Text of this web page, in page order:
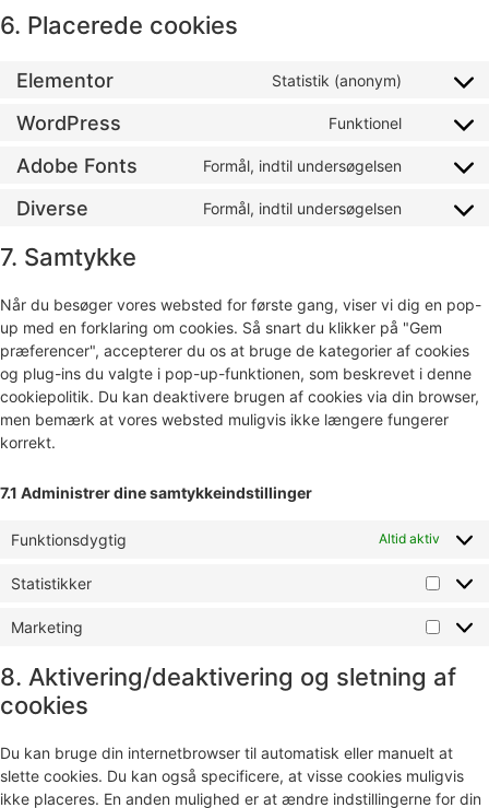
6. Placerede cookies
Elementor Statistik (anonym)
WordPress Funktionel
Adobe Fonts Formål, indtil undersøgelsen
Diverse Formål, indtil undersøgelsen
7. Samtykke
Når du besøger vores websted for første gang, viser vi dig en pop-
up med en forklaring om cookies. Så snart du klikker på "Gem
præferencer", accepterer du os at bruge de kategorier af cookies
og plug-ins du valgte i pop-up-funktionen, som beskrevet i denne
cookiepolitik. Du kan deaktivere brugen af ​​cookies via din browser,
men bemærk at vores websted muligvis ikke længere fungerer
korrekt.
7.1 Administrer dine samtykkeindstillinger
Funktionsdygtig Altid aktiv
Statistikker
Marketing
8. Aktivering/deaktivering og sletning af
cookies
Du kan bruge din internetbrowser til automatisk eller manuelt at
slette cookies. Du kan også specificere, at visse cookies muligvis
ikke placeres. En anden mulighed er at ændre indstillingerne for din